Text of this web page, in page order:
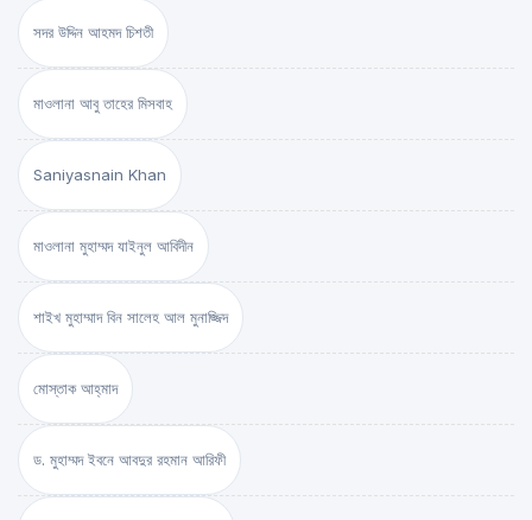
সদর উদ্দিন আহমদ চিশতী
মাওলানা আবু তাহের মিসবাহ
Saniyasnain Khan
মাওলানা মুহাম্মদ যাইনুল আবিদীন
শাইখ মুহাম্মাদ বিন সালেহ আল মুনাজ্জিদ
মোস্তাক আহ্‌মাদ
ড. মুহাম্মদ ইবনে আবদুর রহমান আরিফী